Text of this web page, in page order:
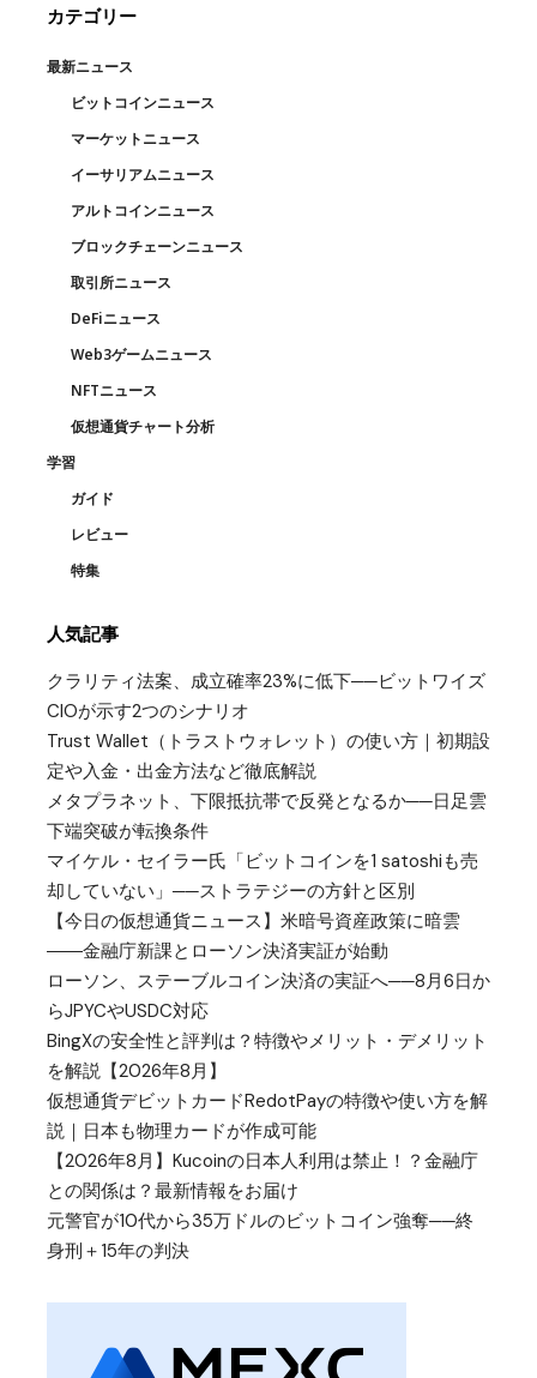
カテゴリー
最新ニュース
ビットコインニュース
マーケットニュース
イーサリアムニュース
アルトコインニュース
ブロックチェーンニュース
取引所ニュース
DeFiニュース
Web3ゲームニュース
NFTニュース
仮想通貨チャート分析
学習
ガイド
レビュー
特集
人気記事
クラリティ法案、成立確率23%に低下──ビットワイズ
CIOが示す2つのシナリオ
Trust Wallet（トラストウォレット）の使い方｜初期設
定や入金・出金方法など徹底解説
メタプラネット、下限抵抗帯で反発となるか──日足雲
下端突破が転換条件
マイケル・セイラー氏「ビットコインを1 satoshiも売
却していない」──ストラテジーの方針と区別
【今日の仮想通貨ニュース】米暗号資産政策に暗雲
――金融庁新課とローソン決済実証が始動
ローソン、ステーブルコイン決済の実証へ──8月6日か
らJPYCやUSDC対応
BingXの安全性と評判は？特徴やメリット・デメリット
を解説【2026年8月】
仮想通貨デビットカードRedotPayの特徴や使い方を解
説｜日本も物理カードが作成可能
【2026年8月】Kucoinの日本人利用は禁止！？金融庁
との関係は？最新情報をお届け
元警官が10代から35万ドルのビットコイン強奪──終
身刑＋15年の判決